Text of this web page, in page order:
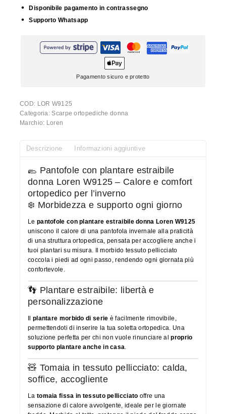
Disponibile pagamento in contrassegno
Supporto Whatsapp
Pagamento sicuro e protetto
COD: LOR W9125
Categoria:Scarpe ortopediche donna
Marchio: Loren
Descrizione Informazioni aggiuntive
🥿 Pantofole con plantare estraibile
donna Loren W9125 – Calore e comfort
ortopedico per l’inverno
❄️ Morbidezza e supporto ogni giorno
Le pantofole con plantare estraibile donna Loren W9125
uniscono il calore di una pantofola invernale alla praticità
di una struttura ortopedica, pensata per accogliere anche i
tuoi plantari su misura. Il morbido tessuto pellicciato
coccola i piedi ad ogni passo, rendendo ogni giornata più
confortevole.
👣 Plantare estraibile: libertà e
personalizzazione
Il plantare morbido di serie è facilmente rimovibile,
permettendoti di inserire la tua soletta ortopedica. Una
soluzione perfetta per chi non vuole rinunciare alproprio
supporto plantare anche in casa
🧸 Tomaia in tessuto pellicciato: calda,
soffice, accogliente
La tomaia fissa in tessuto pellicciato offre una
sensazione di calore avvolgente, ideale per le giornate